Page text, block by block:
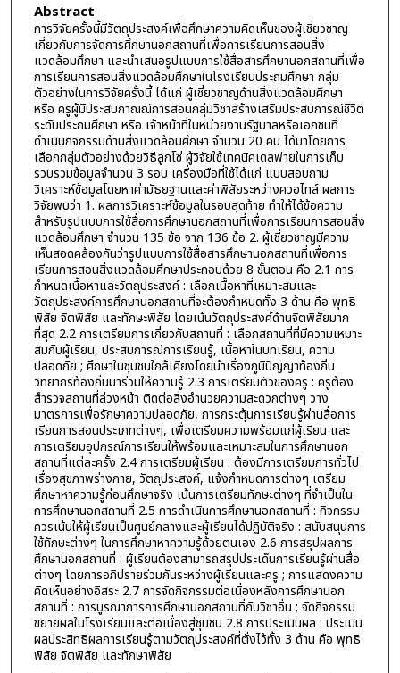
Abstract
การวิจัยครั้งนี้มีวัตถุประสงค์เพื่อศึกษาความคิดเห็นของผู้เชี่ยวชาญ
เกี่ยวกับการจัดการศึกษานอกสถานที่เพื่อการเรียนการสอนสิ่ง
แวดล้อมศึกษา และนำเสนอรูปแบบการใช้สื่อสารศึกษานอกสถานที่เพื่อ
การเรียนการสอนสิ่งแวดล้อมศึกษาในโรงเรียนประถมศึกษา กลุ่ม
ตัวอย่างในการวิจัยครั้งนี้ ได้แก่ ผู้เชี่ยวชาญด้านสิ่งแวดล้อมศึกษา
หรือ ครูผู้มีประสบกาณณ์การสอนกลุ่มวิชาสร้างเสริมประสบการณ์ชีวิต
ระดับประถมศึกษา หรือ เจ้าหน้าที่ในหน่วยงานรัฐบาลหรือเอกชนที่
ดำเนินกิจกรรมด้านสิ่งแวดล้อมศึกษา จำนวน 20 คน ได้มาโดยการ
เลือกกลุ่มตัวอย่างด้วยวิธีลูกโซ่ ผู้วิจัยใช้เทคนิคเดลฟายในการเก็บ
รวบรวมข้อมูลจำนวน 3 รอบ เครื่องมือที่ใช้ได้แก่ แบบสอบถาม
วิเคราะห์ข้อมูลโดยหาค่ามัธยฐานและค่าพิสัยระหว่างควอไทล์ ผลการ
วิจัยพบว่า 1. ผลการวิเคราะห์ข้อมูลในรอบสุดท้าย ทำให้ได้ข้อความ
สำหรับรูปแบบการใช้สื่อการศึกษานอกสถานที่เพื่อการเรียนการสอนสิ่ง
แวดล้อมศึกษา จำนวน 135 ข้อ จาก 136 ข้อ 2. ผู้เชี่ยวชาญมีความ
เห็นสอดคล้องกันว่ารูปแบบการใช้สื่อสารศึกษานอกสถานที่เพื่อการ
เรียนการสอนสิ่งแวดล้อมศึกษาประกอบด้วย 8 ขั้นตอน คือ 2.1 การ
กำหนดเนื้อหาและวัตถุประสงค์ : เลือกเนื้อหาที่เหมาะสมและ
วัตถุประสงค์การศึกษานอกสถานที่จะต้องกำหนดทั้ง 3 ด้าน คือ พุทธิ
พิสัย จิตพิสัย และทักษะพิสัย โดยเน้นวัตถุประสงค์ด้านจิตพิสัยมาก
ที่สุด 2.2 การเตรียมการเกี่ยวกับสถานที่ : เลือกสถานที่ที่มีความเหมาะ
สมกับผู้เรียน, ประสบการณ์การเรียนรู้, เนื้อหาในบทเรียน, ความ
ปลอดภัย ; ศึกษาในชุมชนใกล้เคียงโดยนำเรื่องภูมิปัญญาท้องถิ่น
วิทยากรท้องถิ่นมาร่วมให้ความรู้ 2.3 การเตรียมตัวของครู : ครูต้อง
สำรวจสถานที่ล่วงหน้า ติดต่อสิ่งอำนวยความสะดวกต่างๆ วาง
มาตรการเพื่อรักษาความปลอดภัย, การกระตุ้นการเรียนรู้ผ่านสื่อการ
เรียนการสอนประเภทต่างๆ, เพื่อเตรียมความพร้อมแก่ผู้เรียน และ
การเตรียมอุปกรณ์การเรียนให้พร้อมและเหมาะสมในการศึกษานอก
สถานที่แต่ละครั้ง 2.4 การเตรียมผู้เรียน : ต้องมีการเตรียมการทั่วไป
เรื่องสุขภาพร่างกาย, วัตถุประสงค์, แจ้งกำหนดการต่างๆ เตรียม
ศึกษาหาความรู้ก่อนศึกษาจริง เน้นการเตรียมทักษะต่างๆ ที่จำเป็นใน
การศึกษานอกสถานที่ 2.5 การดำเนินการศึกษานอกสถานที่ : กิจกรรม
ควรเน้นให้ผู้เรียนเป็นศูนย์กลางและผู้เรียนได้ปฏิบัติจริง : สนับสนุนการ
ใช้ทักษะต่างๆ ในการศึกษาหาความรู้ด้วยตนเอง 2.6 การสรุปผลการ
ศึกษานอกสถานที่ : ผู้เรียนต้องสามารถสรุปประเด็นการเรียนรู้ผ่านสื่อ
ต่างๆ โดยการอภิปรายร่วมกันระหว่างผู้เรียนและครู ; การแสดงความ
คิดเห็นอย่างอิสระ 2.7 การจัดกิจกรรมต่อเนื่องหลังการศึกษานอก
สถานที่ : การบูรณาการการศึกษานอกสถานที่กับวิชาอื่น ; จัดกิจกรรม
ขยายผลในโรงเรียนและต่อเนื่องสู่ชุมชน 2.8 การประเมินผล : ประเมิน
ผลประสิทธิผลการเรียนรู้ตามวัตถุประสงค์ที่ตั่งไว้ทั้ง 3 ด้าน คือ พุทธิ
พิสัย จิตพิสัย และทักษาพิสัย